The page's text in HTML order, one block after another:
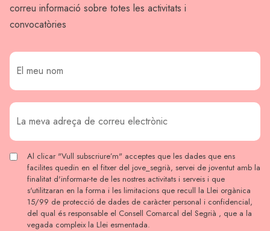
correu informació sobre totes les activitats i
convocatòries
Al clicar "Vull subscriure’m" acceptes que les dades que ens
facilites quedin en el fitxer del jove_segrià, servei de joventut amb la
finalitat d'informar-te de les nostres activitats i serveis i que
s'utilitzaran en la forma i les limitacions que recull la Llei orgànica
15/99 de protecció de dades de caràcter personal i confidencial,
del qual és responsable el Consell Comarcal del Segrià , que a la
vegada compleix la Llei esmentada.